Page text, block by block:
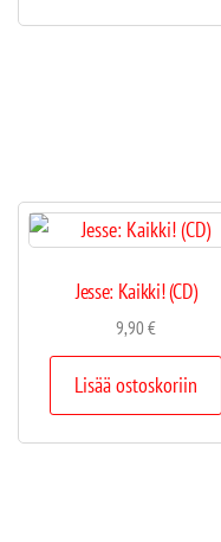
Jesse: Kaikki! (CD)
9,90€
Lisää ostoskoriin